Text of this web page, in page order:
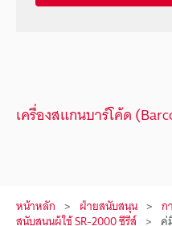
เครื่องสแกนบาร์โค้ด
หน้าหลัก ฝ่ายสนับสนุน ก
สนับสนุนผู้ใช้ SR-2000 ซีรีส์ คู่